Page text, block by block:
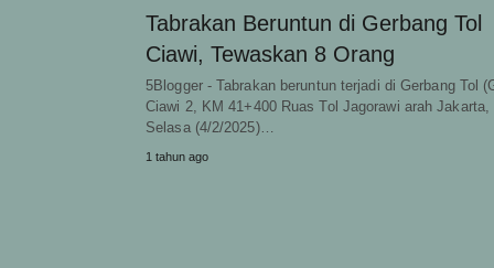
Tabrakan Beruntun di Gerbang Tol
Ciawi, Tewaskan 8 Orang
5Blogger - Tabrakan beruntun terjadi di Gerbang Tol
Ciawi 2, KM 41+400 Ruas Tol Jagorawi arah Jakarta,
Selasa (4/2/2025)…
1 tahun ago